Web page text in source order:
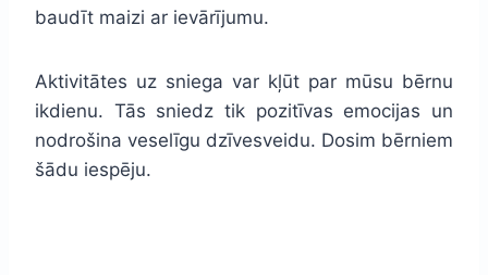
baudīt maizi ar ievārījumu.
Aktivitātes uz sniega var kļūt par mūsu bērnu
ikdienu. Tās sniedz tik pozitīvas emocijas un
nodrošina veselīgu dzīvesveidu. Dosim bērniem
šādu iespēju.